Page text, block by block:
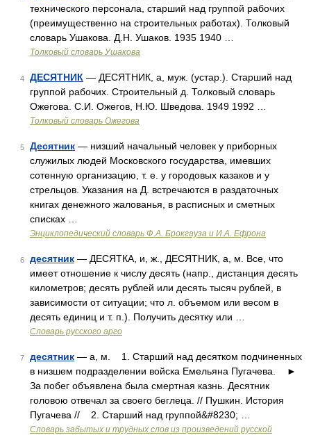
технического персонала, старший над группой рабочих
(преимущественно на строительных работах). Толковый
словарь Ушакова. Д.Н. Ушаков. 1935 1940 …
Толковый словарь Ушакова
4 ДЕСЯТНИК — ДЕСЯТНИК, а, муж. (устар.). Старший над
группой рабочих. Строительный д. Толковый словарь
Ожегова. С.И. Ожегов, Н.Ю. Шведова. 1949 1992 …
Толковый словарь Ожегова
5 Десятник — низший начальный человек у приборных
служилых людей Московского государства, имевших
сотенную организацию, т. е. у городовых казаков и у
стрельцов. Указания на Д. встречаются в раздаточных
книгах денежного жалованья, в расписных и сметных
списках …
Энциклопедический словарь Ф.А. Брокгауза и И.А. Ефрона
6 десятник — ДЕСЯТКА, и, ж., ДЕСЯТНИК, а, м. Все, что
имеет отношение к числу десять (напр., дистанция десять
километров; десять рублей или десять тысяч рублей, в
зависимости от ситуации; что л. объемом или весом в
десять единиц и т. п.). Получить десятку или …
Словарь русского арго
7 десятник — а, м. 1. Старший над десятком подчиненных
в низшем подразделении войска Емельяна Пугачева. ►
За побег объявлена была смертная казнь. Десятник
головою отвечал за своего беглеца. // Пушкин. История
Пугачева // 2. Старший над группой&#8230; …
Словарь забытых и трудных слов из произведений русской